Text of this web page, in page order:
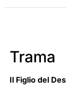
Trama
Il Figlio del